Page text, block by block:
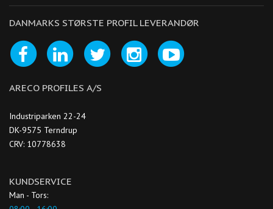
DANMARKS STØRSTE PROFIL LEVERANDØR
ARECO PROFILES A/S
Industriparken 22-24
DK-9575 Terndrup
CRV: 10778638
KUNDSERVICE
Man - Tors: